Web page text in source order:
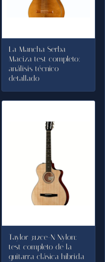
La Mancha Serba
Maciza test completo:
análisis técnico
detallado
Taylor 312ce-N Nylon:
test completo de la
guitarra clásica híbrida